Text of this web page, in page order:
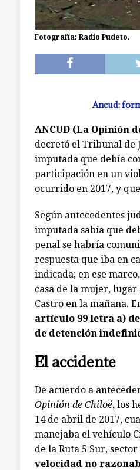
Fotografía: Radio Pudeto.
Ancud:
ANCUD (La Opinión
decretó el Tribunal de
imputada que debía
participación en un
ocurrido en 2017, y
Según antecedentes
imputada sabía que
penal se habría
respuesta que iba en
indicada; en ese
casa de la mujer,
Castro en la mañana.
artículo 99 letra a)
de detención
El accidente
De acuerdo a
Opinión de Chiloé, los
14 de abril de 2017,
manejaba el vehículo
de la Ruta 5 Sur,
velocidad no